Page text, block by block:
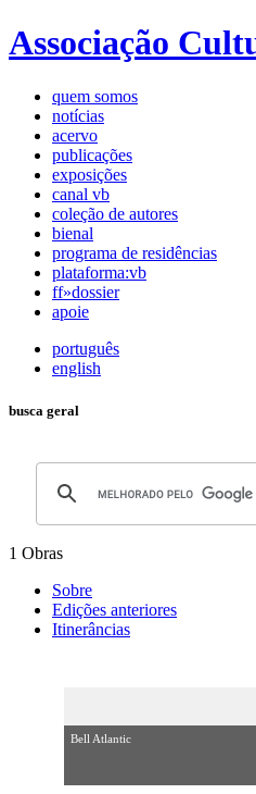
Associação
quem somos
notícias
acervo
publicações
exposições
canal vb
coleção de autores
bienal
programa de residências
plataforma:vb
ff»dossier
apoie
português
english
busca geral
1 Obras
Sobre
Edições anteriores
Itinerâncias
Bell Atlantic